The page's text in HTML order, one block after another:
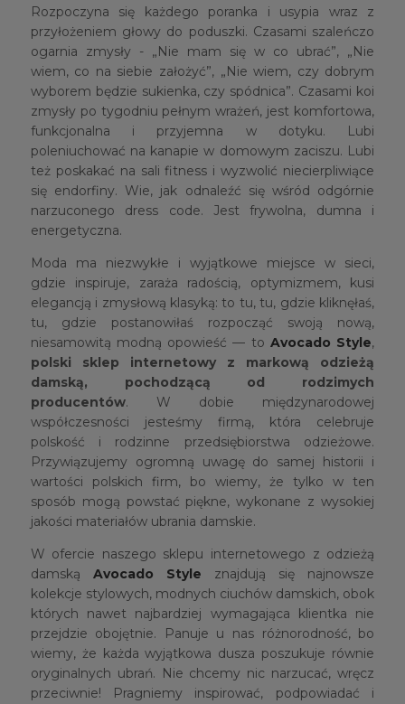
Rozpoczyna się każdego poranka i usypia wraz z
przyłożeniem głowy do poduszki. Czasami szaleńczo
ogarnia zmysły - „Nie mam się w co ubrać”, „Nie
wiem, co na siebie założyć”, „Nie wiem, czy dobrym
wyborem będzie sukienka, czy spódnica”. Czasami koi
zmysły po tygodniu pełnym wrażeń, jest komfortowa,
funkcjonalna i przyjemna w dotyku. Lubi
poleniuchować na kanapie w domowym zaciszu. Lubi
też poskakać na sali fitness i wyzwolić niecierpliwiące
się endorfiny. Wie, jak odnaleźć się wśród odgórnie
narzuconego dress code. Jest frywolna, dumna i
energetyczna.
Moda ma niezwykłe i wyjątkowe miejsce w sieci,
gdzie inspiruje, zaraża radością, optymizmem, kusi
elegancją i zmysłową klasyką: to tu, tu, gdzie kliknęłaś,
tu, gdzie postanowiłaś rozpocząć swoją nową,
niesamowitą modną opowieść — toAvocado Style,
polski sklep internetowy z markową odzieżą
damską, pochodzącą od rodzimych
producentów. W dobie międzynarodowej
współczesności jesteśmy firmą, która celebruje
polskość i rodzinne przedsiębiorstwa odzieżowe.
Przywiązujemy ogromną uwagę do samej historii i
wartości polskich firm, bo wiemy, że tylko w ten
sposób mogą powstać piękne, wykonane z wysokiej
jakości materiałów ubrania damskie.
W ofercie naszego sklepu internetowego z odzieżą
damską Avocado Style znajdują się najnowsze
kolekcje stylowych, modnych ciuchów damskich, obok
których nawet najbardziej wymagająca klientka nie
przejdzie obojętnie. Panuje u nas różnorodność, bo
wiemy, że każda wyjątkowa dusza poszukuje równie
oryginalnych ubrań. Nie chcemy nic narzucać, wręcz
przeciwnie! Pragniemy inspirować, podpowiadać i